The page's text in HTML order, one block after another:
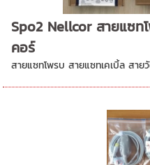
Spo2 Nellcor สายแซท
คอร์
สายแซทโพรบ สายแซทเคเบิ้ล สา